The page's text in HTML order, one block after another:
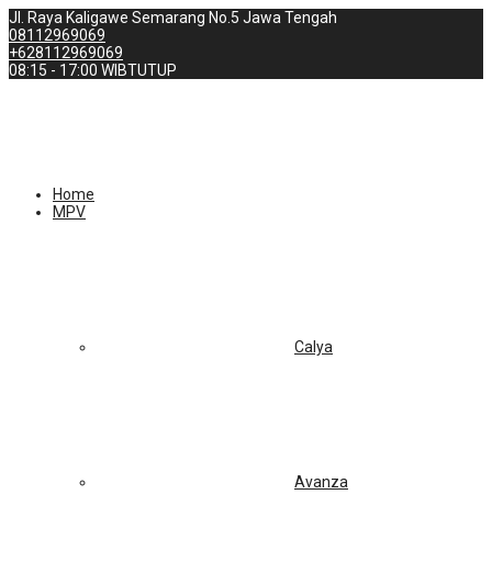
Jl. Raya Kaligawe Semarang No.5 Jawa Tengah
08112969069
+628112969069
08:15 - 17:00 WIBTUTUP
Home
MPV
Calya
Avanza